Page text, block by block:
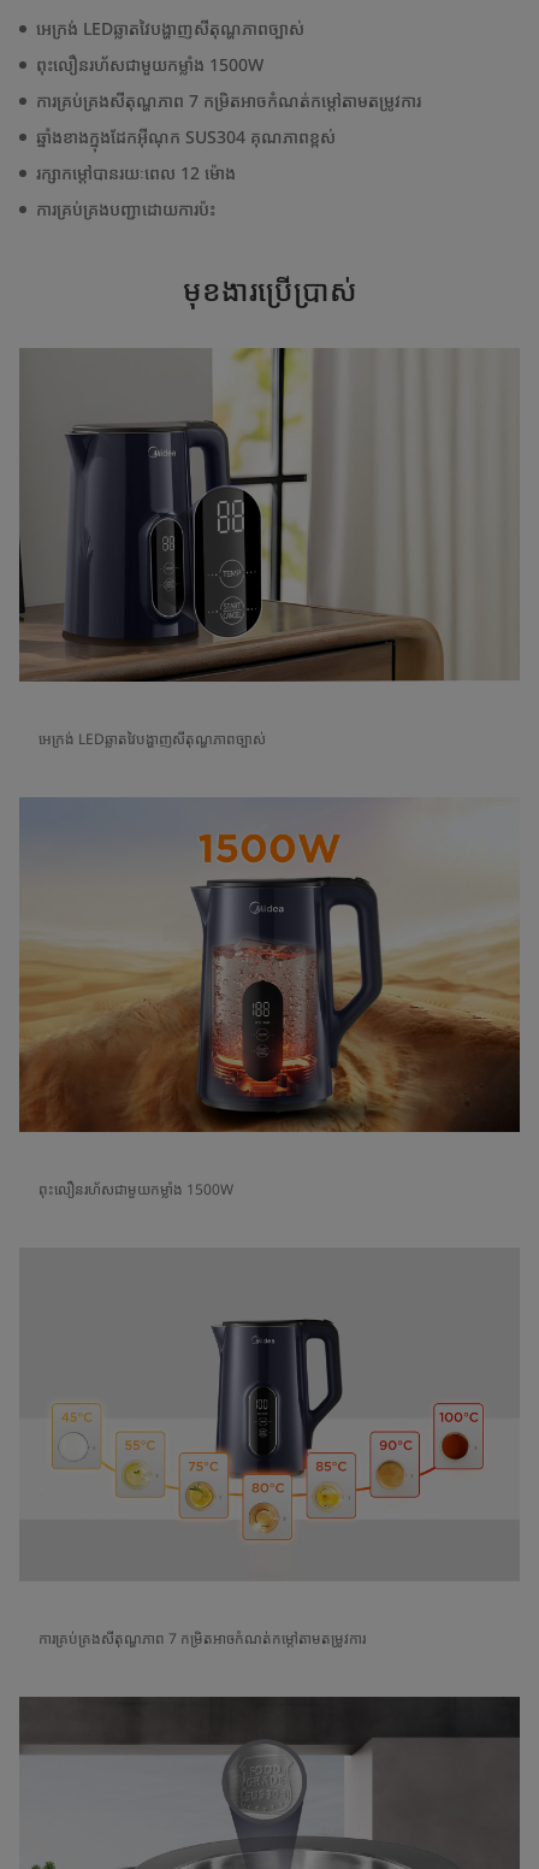
អេក្រង់ LEDឆ្លាតវៃបង្ហាញសីតុណ្ហភាពច្បាស់
ពុះលឿនរហ័សជាមួយកម្លាំង 1500W
ការគ្រប់គ្រងសីតុណ្ហភាព 7 កម្រិតអាចកំណត់កម្តៅតាមតម្រូវការ
ឆ្នាំងខាងក្នុងដែកអ៊ីណុក SUS304 គុណភាពខ្ពស់
រក្សាកម្ដៅបានរយៈពេល 12 ម៉ោង
ការគ្រប់គ្រងបញ្ជាដោយការប៉ះ
មុខងារប្រើប្រាស់
អេក្រង់ LEDឆ្លាតវៃបង្ហាញសីតុណ្ហភាពច្បាស់
ពុះលឿនរហ័សជាមួយកម្លាំង 1500W
ការគ្រប់គ្រងសីតុណ្ហភាព 7 កម្រិតអាចកំណត់កម្តៅតាមតម្រូវការ